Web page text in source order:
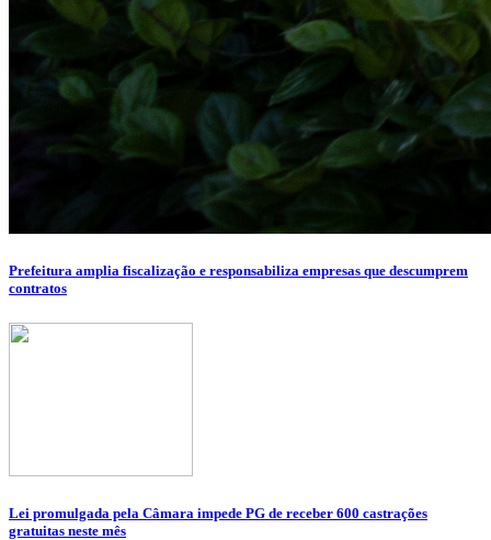
Prefeitura amplia fiscalização e responsabiliza empresas que descumprem
contratos
Lei promulgada pela Câmara impede PG de receber 600 castrações
gratuitas neste mês